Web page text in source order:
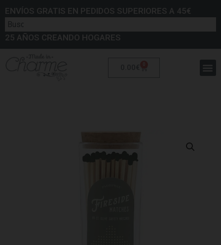
ENVÍOS GRATIS EN PEDIDOS SUPERIORES A 45€
25 AÑOS CREANDO HOGARES